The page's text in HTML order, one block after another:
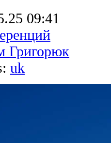
09:41
Григорюк
uk